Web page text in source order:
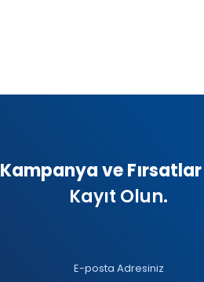
Kampanya ve
Kayıt Olun.